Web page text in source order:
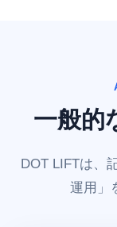
一般的
DOT LIFTは、
運用」